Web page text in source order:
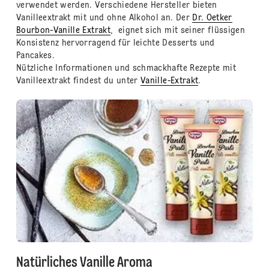
verwendet werden. Verschiedene Hersteller bieten
Vanilleextrakt mit und ohne Alkohol an. Der Dr. Oetker
Bourbon-Vanille Extrakt, eignet sich mit seiner flüssigen
Konsistenz hervorragend für leichte Desserts und
Pancakes.
Nützliche Informationen und schmackhafte Rezepte mit
Vanilleextrakt findest du unterVanille-Extrakt.
Natürliches Vanille Aroma